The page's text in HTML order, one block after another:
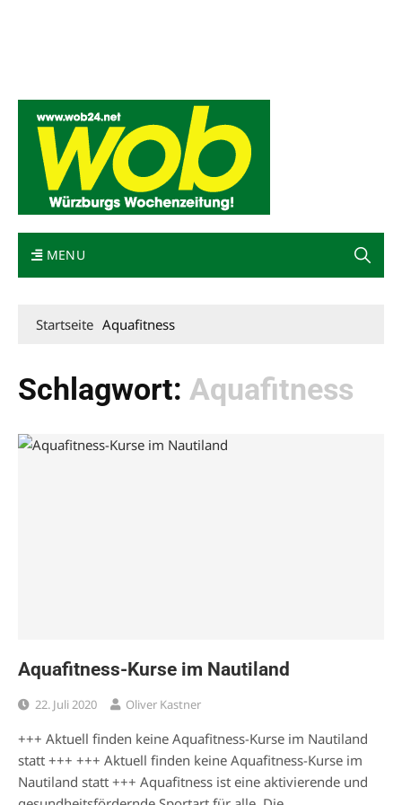
MENU
Startseite Aquafitness
Schlagwort: Aquafitness
Aquafitness-Kurse im Nautiland
22. Juli 2020 Oliver Kastner
+++ Aktuell finden keine Aquafitness-Kurse im Nautiland
statt +++ +++ Aktuell finden keine Aquafitness-Kurse im
Nautiland statt +++ Aquafitness ist eine aktivierende und